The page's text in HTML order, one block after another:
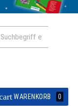
WARENKORB 0